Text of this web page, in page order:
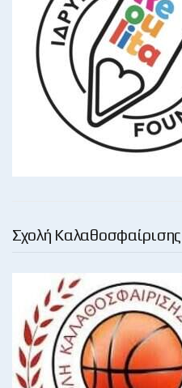
Σχολή